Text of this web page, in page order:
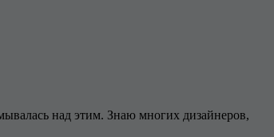
над этим. Знаю многих дизайнеров,